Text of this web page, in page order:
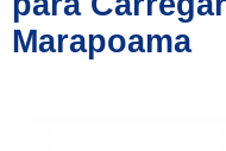
Marapoama